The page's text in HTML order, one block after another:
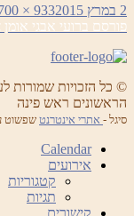
פורסם
בתאריך
2 במרץ 2015
מסך
מלא
933 × 700
ניווט
פורסם ברועי אבגי אומן צורפות
© כל הזכויות שמורות
הראשונים ראש פינה
סיגל - אתרי אינטרנטשפשוט
Calendar
אירועים
קטגוריות
תגיות
קישורים